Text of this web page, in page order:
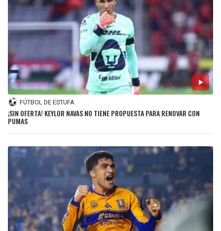
FÚTBOL DE ESTUFA
¡SIN OFERTA! KEYLOR NAVAS NO TIENE PROPUESTA PARA RENOVAR CON
PUMAS